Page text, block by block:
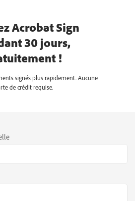
Acrobat Sign
30 jours,
!
signés plus rapidement. Aucune
de crédit requise.